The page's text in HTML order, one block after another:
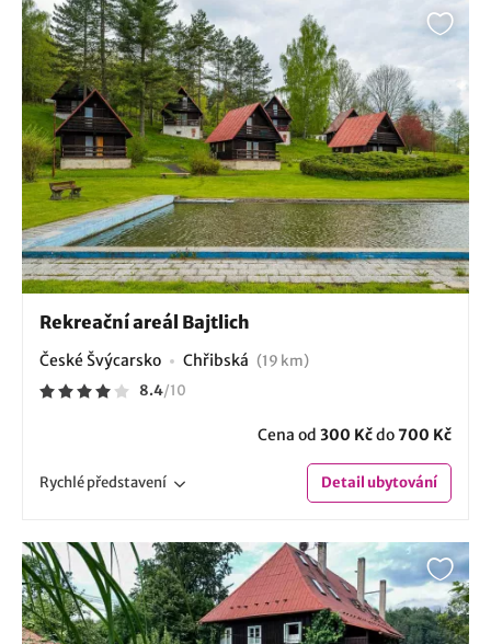
Rekreační areál Bajtlich
České Švýcarsko Chřibská (19 km)
8.4/10
Cena od 300 Kčdo700 Kč
Rychlépředstavení Detailubytování